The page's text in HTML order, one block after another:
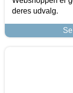
deres udvalg.